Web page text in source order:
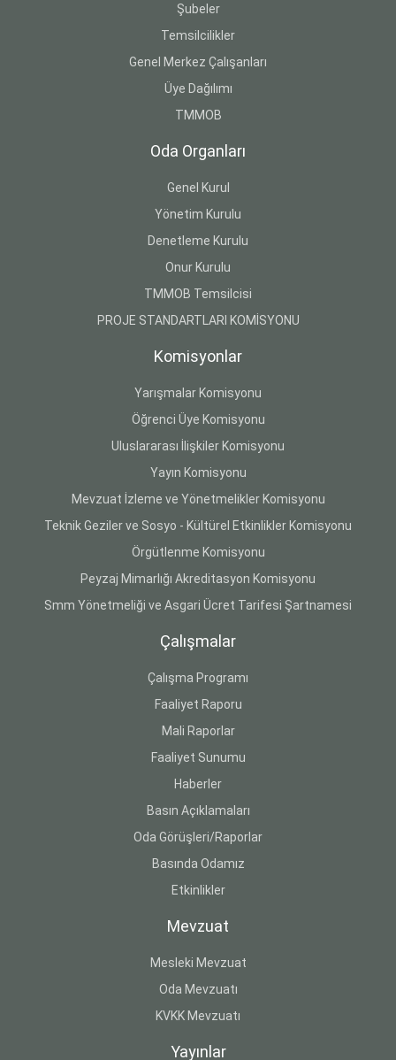
Şubeler
Temsilcilikler
Genel Merkez Çalışanları
Üye Dağılımı
TMMOB
Oda Organları
Genel Kurul
Yönetim Kurulu
Denetleme Kurulu
Onur Kurulu
TMMOB Temsilcisi
PROJE STANDARTLARI KOMİSYONU
Komisyonlar
Yarışmalar Komisyonu
Öğrenci Üye Komisyonu
Uluslararası İlişkiler Komisyonu
Yayın Komisyonu
Mevzuat İzleme ve Yönetmelikler Komisyonu
Teknik Geziler ve Sosyo - Kültürel Etkinlikler Komisyonu
Örgütlenme Komisyonu
Peyzaj Mimarlığı Akreditasyon Komisyonu
Smm Yönetmeliği ve Asgari Ücret Tarifesi Şartnamesi
Çalışmalar
Çalışma Programı
Faaliyet Raporu
Mali Raporlar
Faaliyet Sunumu
Haberler
Basın Açıklamaları
Oda Görüşleri/Raporlar
Basında Odamız
Etkinlikler
Mevzuat
Mesleki Mevzuat
Oda Mevzuatı
KVKK Mevzuatı
Yayınlar